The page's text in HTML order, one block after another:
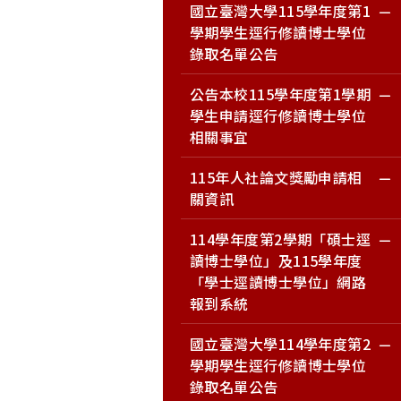
國立臺灣大學115學年度第1
學期學生逕行修讀博士學位
錄取名單公告
公告本校115學年度第1學期
學生申請逕行修讀博士學位
相關事宜
115年人社論文獎勵申請相
關資訊
114學年度第2學期「碩士逕
讀博士學位」及115學年度
「學士逕讀博士學位」網路
報到系統
國立臺灣大學114學年度第2
學期學生逕行修讀博士學位
錄取名單公告